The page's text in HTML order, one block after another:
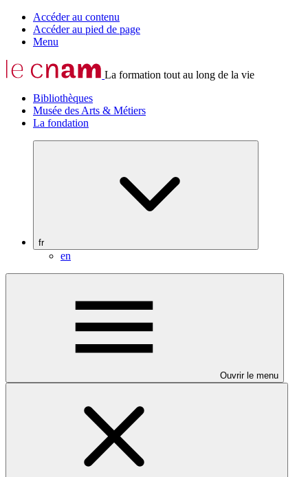
Accéder au contenu
Accéder au pied de page
Menu
La formation tout au long de la vie
Bibliothèques
Musée des Arts & Métiers
La fondation
fr
en
Ouvrir le menu